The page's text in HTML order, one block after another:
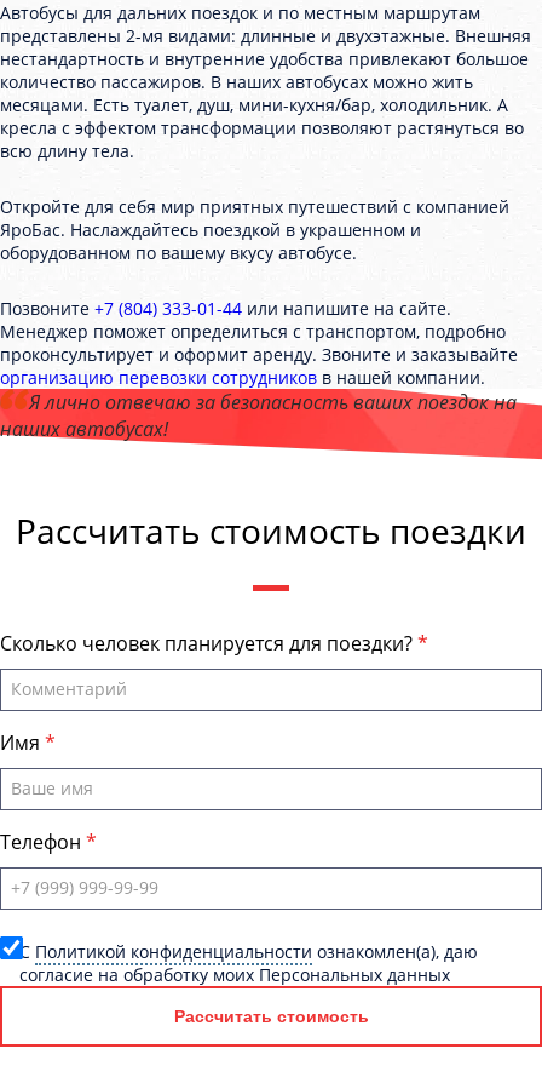
Автобусы для дальних поездок и по местным маршрутам
представлены 2-мя видами: длинные и двухэтажные. Внешняя
нестандартность и внутренние удобства привлекают большое
количество пассажиров. В наших автобусах можно жить
месяцами. Есть туалет, душ, мини-кухня/бар, холодильник. А
кресла с эффектом трансформации позволяют растянуться во
всю длину тела.
Откройте для себя мир приятных путешествий с компанией
ЯроБас. Наслаждайтесь поездкой в украшенном и
оборудованном по вашему вкусу автобусе.
Позвоните +7 (804) 333-01-44 или напишите на сайте.
Менеджер поможет определиться с транспортом, подробно
проконсультирует и оформит аренду. Звоните и заказывайте
организацию перевозки сотрудников в нашей компании.
Я лично отвечаю за безопасность ваших поездок на
наших автобусах!
Рассчитать стоимость поездки
Сколько человек планируется для поездки?
Имя
Телефон
C Политикой конфиденциальности ознакомлен(а), даю
согласие на обработку моих Персональных данных
Рассчитать стоимость